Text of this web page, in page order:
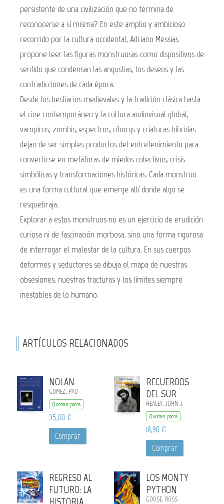
persistente de una civilización que no termina de
reconocerse a sí misma? En este amplio y ambicioso
recorrido por la cultura occidental, Adriano Messias
propone leer las figuras monstruosas como dispositivos de
sentido que condensan las angustias, los deseos y las
contradicciones de cada época.
Desde los bestiarios medievales y la tradición clásica hasta
el cine contemporáneo y la cultura audiovisual global,
vampiros, zombis, espectros, cíborgs y criaturas híbridas
dejan de ser simples productos del entretenimiento para
convertirse en metáforas de miedos colectivos, crisis
simbólicas y transformaciones históricas. Cada monstruo
es una forma cultural que emerge allí donde algo se
resquebraja.
Explorar a estos monstruos no es un ejercicio de erudición
curiosa ni de fascinación morbosa, sino una forma rigurosa
de interrogar el malestar de la cultura. En sus cuerpos
deformes y seductores se dibuja el mapa de nuestras
obsesiones, nuestras fracturas y los límites siempre
inestables de lo humano.
ARTÍCULOS RELACIONADOS
NOLAN
GÓMEZ, PAU
Quedan pocos
35,00 €
Comprar
RECUERDOS
DEL SUR
HEALEY, JOHN J.
Quedan pocos
18,90 €
Comprar
REGRESO AL
FUTURO: LA
HISTORIA
LOS MONTY
PYTHON
GOOSE, ROSS